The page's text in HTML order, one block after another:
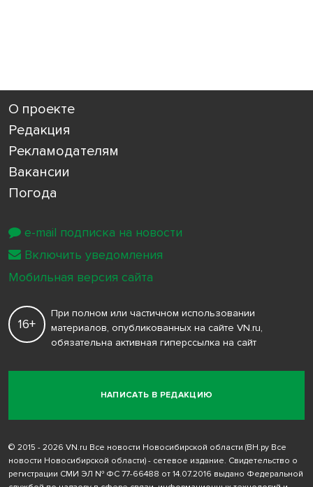
О проекте
Редакция
Рекламодателям
Вакансии
Погода
НАПИСАТЬ В РЕДАКЦИЮ
16+
При полном или частичном использовании
материалов, опубликованных на сайте VN.ru,
обязательна активная гиперссылка на сайт
© 2015 - 2026 VN.ru Все новости Новосибирской области (ВН.ру Все
новости Новосибирской области) - сетевое издание. Свидетельство о
регистрации СМИ ЭЛ № ФС 77-66488 от 14.07.2016 выдано Федеральной
e-mail подписка на новости
Включить уведомления
Мобильная версия сайта